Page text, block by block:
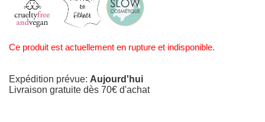
Ce produit est actuellement en rupture et indisponible.
Expédition prévue: Aujourd'hui
Livraison gratuite dès 70€ d'achat